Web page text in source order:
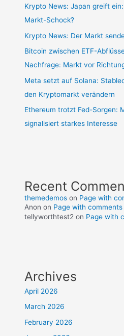
Krypto News: Japan greift
Markt-Schock?
Krypto News: Der Markt
Bitcoin zwischen ETF-
Nachfrage: Markt vor
Meta setzt auf Solana:
den Kryptomarkt verändern
Ethereum trotzt Fed-Sorgen:
signalisiert starkes Interesse
Recent
themedemos on Page with
Anon on Page with comments
tellyworthtest2 on Page with
Archives
April 2026
March 2026
February 2026